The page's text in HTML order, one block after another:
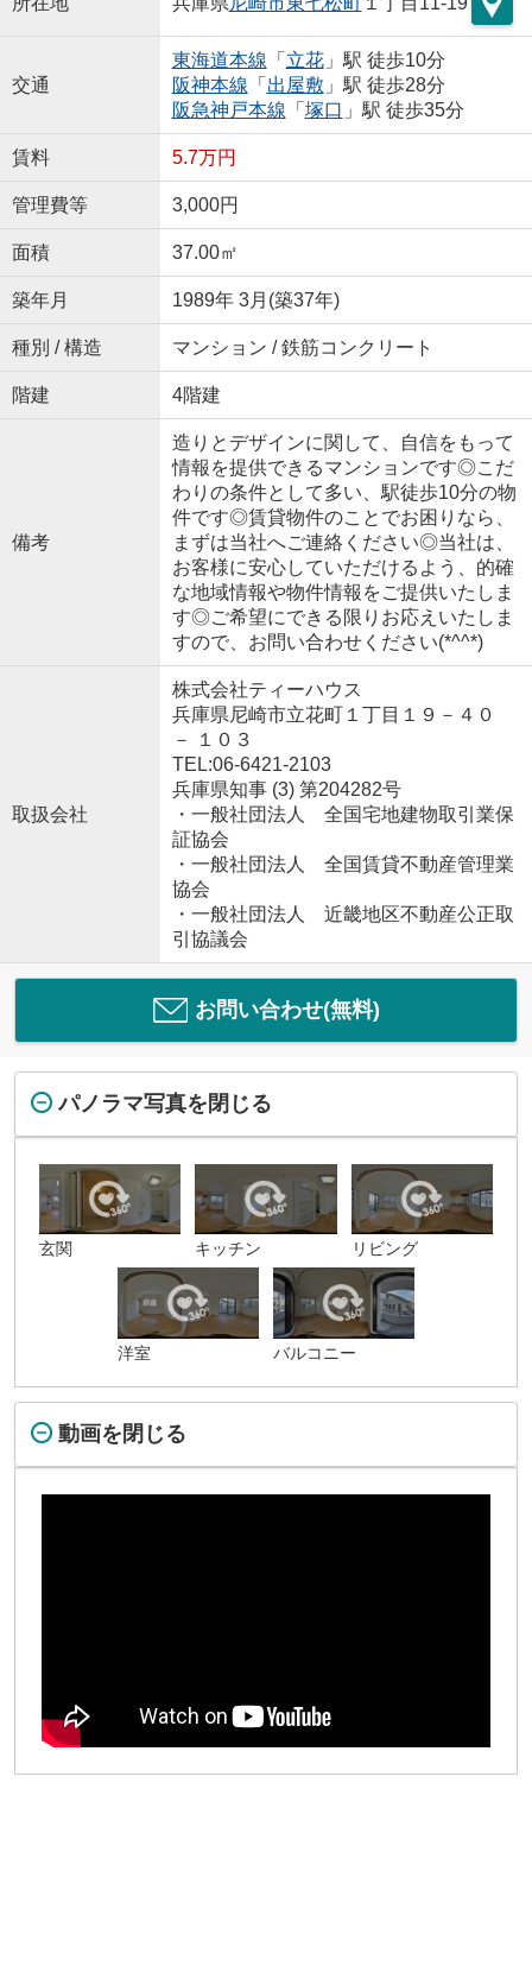
交通
東海道本線 「 立花」駅 徒歩10分
阪神本線 「 出屋敷 」駅 徒歩28分
阪急神戸本線 「 塚口 」駅 徒歩35分
賃料 5.7万円
管理費等 3,000円
面積 37.00㎡
築年月 1989年 3月(築37年)
種別 / 構造 マンション / 鉄筋コンクリート
階建 4階建
備考
造りとデザインに関して、自信をもって
情報を提供できるマンションです◎こだ
わりの条件として多い、駅徒歩10分の物
件です◎賃貸物件のことでお困りなら、
まずは当社へご連絡ください◎当社は、
お客様に安心していただけるよう、的確
な地域情報や物件情報をご提供いたしま
す◎ご希望にできる限りお応えいたしま
すので、お問い合わせください(*^^*)
取扱会社
株式会社ティーハウス
兵庫県尼崎市立花町１丁目１９－４０
－ １０３
TEL:06-6421-2103
兵庫県知事 (3) 第204282号
・一般社団法人 全国宅地建物取引業保
証協会
・一般社団法人 全国賃貸不動産管理業
協会
・一般社団法人 近畿地区不動産公正取
引協議会
お問い合わせ(無料)
パノラマ写真を閉じる
玄関 キッチン リビング
洋室 バルコニー
動画を閉じる